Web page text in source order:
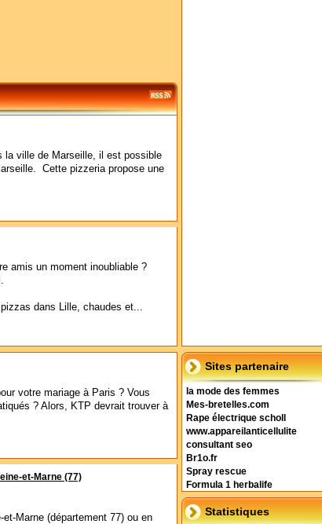
Sites partenaire
la mode des femmes
Mes-bretelles.com
Rape électrique scholl
www.appareilanticellulite
consultant seo
Br1o.fr
Spray rescue
Formula 1 herbalife
Statistiques
la ville de Marseille, il est possible
Cette pizzeria propose une
amis un moment inoubliable ?
dans Lille, chaudes et...
votre mariage à Paris ? Vous
? Alors, KTP devrait trouver à
et-Marne (77)
Marne (département 77) ou en